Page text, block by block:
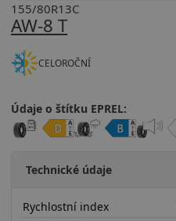
AW-8 T
155/80R13C
CELOROČNÍ
Údaje o štítku EPREL:
Technické údaje
Rychlostní index